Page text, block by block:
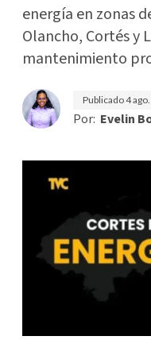
energía en zonas
Olancho, Cortés y
mantenimiento
Publicado4
Por: Evelin